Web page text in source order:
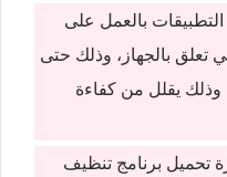
بالعمل على
تعلق بالجهاز، وذلك حتى
وذلك يقلل من كفاءة
تحميل برنامج تنظيف